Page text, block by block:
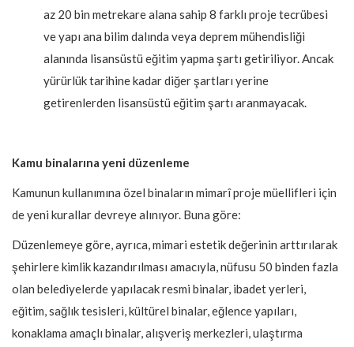
az 20 bin metrekare alana sahip 8 farklı proje tecrübesi
ve yapı ana bilim dalında veya deprem mühendisliği
alanında lisansüstü eğitim yapma şartı getiriliyor. Ancak
yürürlük tarihine kadar diğer şartları yerine
getirenlerden lisansüstü eğitim şartı aranmayacak.
Kamu binalarına yeni düzenleme
Kamunun kullanımına özel binaların mimarî proje müellifleri için
de yeni kurallar devreye alınıyor. Buna göre:
Düzenlemeye göre, ayrıca, mimari estetik değerinin arttırılarak
şehirlere kimlik kazandırılması amacıyla, nüfusu 50 binden fazla
olan belediyelerde yapılacak resmi binalar, ibadet yerleri,
eğitim, sağlık tesisleri, kültürel binalar, eğlence yapıları,
konaklama amaçlı binalar, alışveriş merkezleri, ulaştırma